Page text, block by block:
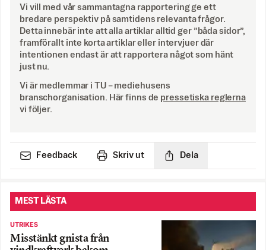
Vi vill med vår sammantagna rapportering ge ett
bredare perspektiv på samtidens relevanta frågor.
Detta innebär inte att alla artiklar alltid ger ”båda sidor”,
framförallt inte korta artiklar eller intervjuer där
intentionen endast är att rapportera något som hänt
just nu.
Vi är medlemmar i TU – mediehusens
branschorganisation. Här finns de pressetiska reglerna
vi följer.
Feedback Skriv ut Dela
MEST LÄSTA
UTRIKES
Misstänkt gnista från